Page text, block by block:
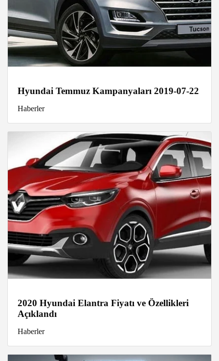
Hyundai Temmuz Kampanyaları 2019-07-22
Haberler
2020 Hyundai Elantra Fiyatı ve Özellikleri
Açıklandı
Haberler